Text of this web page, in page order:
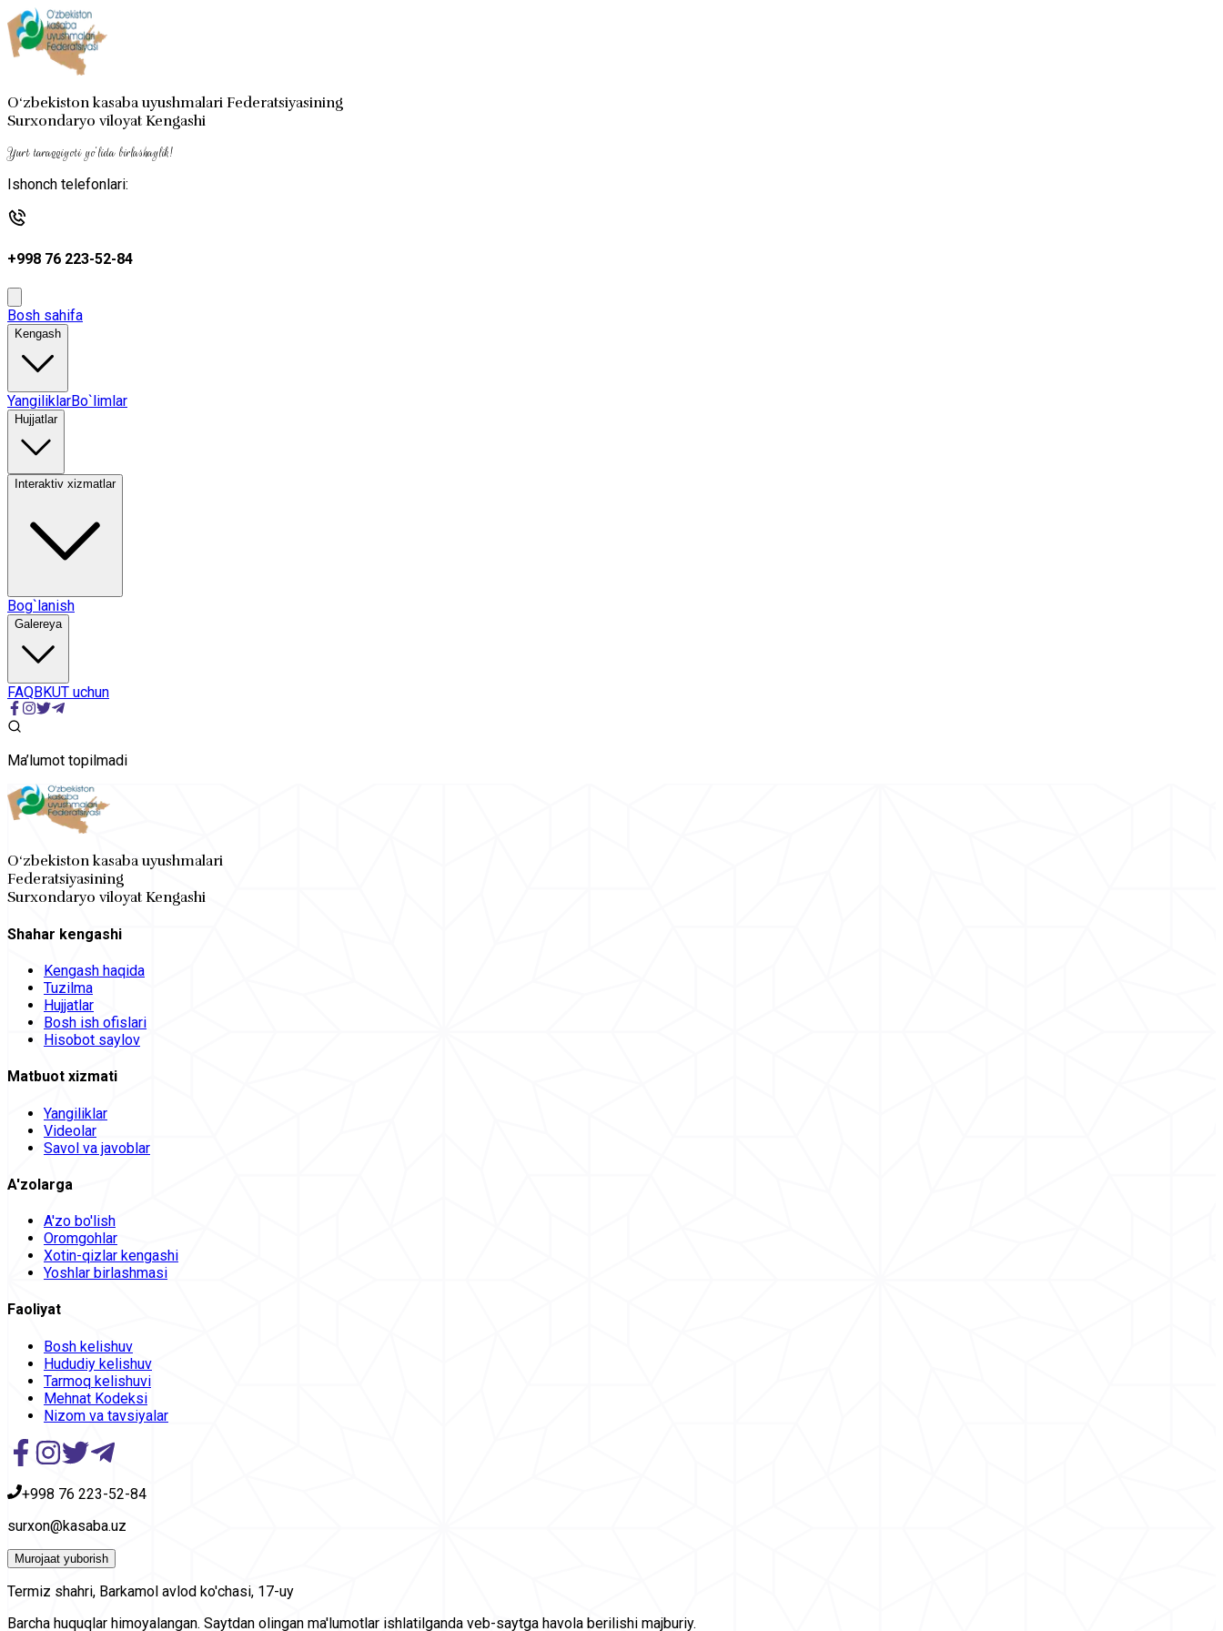
O‘zbekiston kasaba uyushmalari Federatsiyasining
Surxondaryo viloyat Kengashi
Yurt taraqqiyoti yo‘lida birlashaylik!
Ishonch telefonlari:
+998 76 223-52-84
Bosh sahifa
Kengash
YangiliklarBo`limlar
Hujjatlar
Interaktiv xizmatlar
Bog`lanish
Galereya
FAQBKUT uchun
Ma’lumot topilmadi
O‘zbekiston kasaba uyushmalari
Federatsiyasining
Surxondaryo viloyat Kengashi
Shahar kengashi
Kengash haqida
Tuzilma
Hujjatlar
Bosh ish ofislari
Hisobot saylov
Matbuot xizmati
Yangiliklar
Videolar
Savol va javoblar
A'zolarga
A'zo bo'lish
Oromgohlar
Xotin-qizlar kengashi
Yoshlar birlashmasi
Faoliyat
Bosh kelishuv
Hududiy kelishuv
Tarmoq kelishuvi
Mehnat Kodeksi
Nizom va tavsiyalar
+998 76 223-52-84
surxon@kasaba.uz
Murojaat yuborish
Termiz shahri, Barkamol avlod ko'chasi, 17-uy
Barcha huquqlar himoyalangan. Saytdan olingan ma'lumotlar ishlatilganda veb-saytga havola berilishi majburiy.